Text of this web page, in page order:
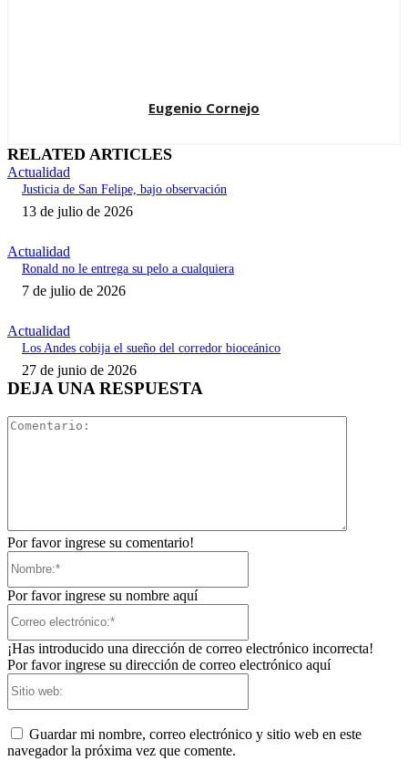
Eugenio Cornejo
RELATED ARTICLES
Actualidad
Justicia de San Felipe, bajo observación
13 de julio de 2026
Actualidad
Ronald no le entrega su pelo a cualquiera
7 de julio de 2026
Actualidad
Los Andes cobija el sueño del corredor bioceánico
27 de junio de 2026
DEJA UNA RESPUESTA
Por favor ingrese su comentario!
Por favor ingrese su nombre aquí
¡Has introducido una dirección de correo electrónico incorrecta!
Por favor ingrese su dirección de correo electrónico aquí
Guardar mi nombre, correo electrónico y sitio web en este
navegador la próxima vez que comente.